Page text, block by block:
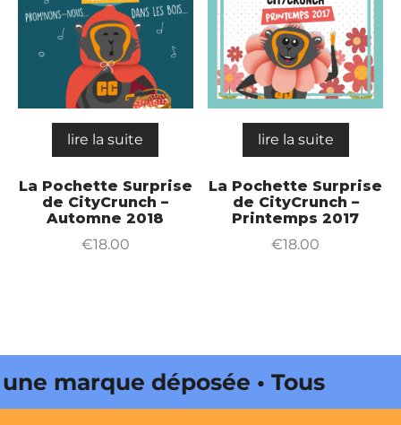
lire la suite
La Pochette Surprise
de CityCrunch –
Automne 2018
€18.00
lire la suite
La Pochette Surprise
de CityCrunch –
Printemps 2017
€18.00
marque déposée • Tous droits